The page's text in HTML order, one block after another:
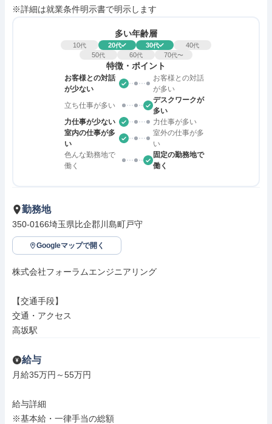
※詳細は就業条件明示書で明示します
多い年齢層
10代 20代 30代 40代
50代 60代 70代〜
特徴・ポイント
お客様との対話
が少ない
お客様との対話
が多い
立ち仕事が多い
デスクワークが
多い
力仕事が少ない
力仕事が多い
室内の仕事が多
い
室外の仕事が多
い
色んな勤務地で
働く
固定の勤務地で
働く
勤務地
350-0166埼玉県比企郡川島町戸守
Googleマップで開く
株式会社フォーラムエンジニアリング
【交通手段】
交通・アクセス
高坂駅
給与
月給35万円～55万円
給与詳細
※基本給・一律手当の総額